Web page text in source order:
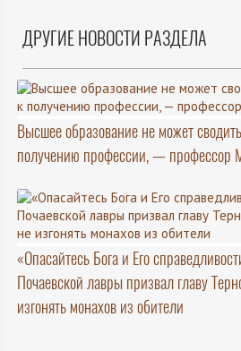
ДРУГИЕ НОВОСТИ РАЗДЕЛА
Высшее образование не может
получению профессии, —
«Опасайтесь Бога и Его
Почаевской лавры призвал главу
изгонять монахов из обители